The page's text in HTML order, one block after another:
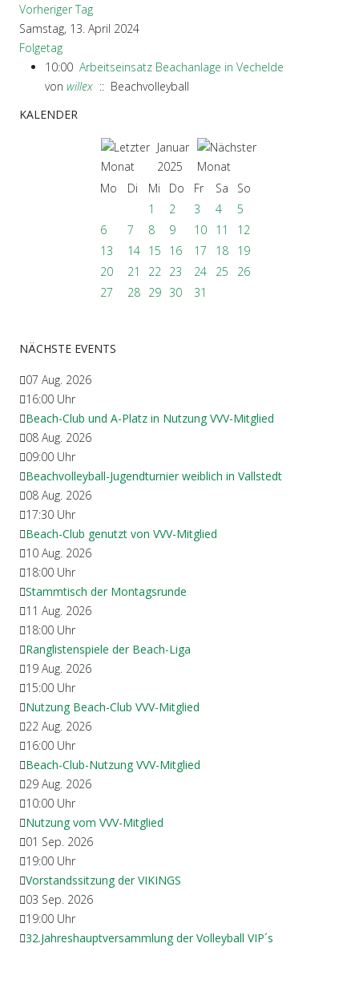
Vorheriger Tag
Samstag, 13. April 2024
Folgetag
10:00 Arbeitseinsatz Beachanlage in Vechelde
von willex :: Beachvolleyball
KALENDER
Januar
2025
Mo
Di Mi Do Fr Sa
So
1
2 3 4
5
6
7 8 9 10 11
12
13
14 15 16 17 18
19
20
21 22 23 24 25
26
27
28 29 30 31
NÄCHSTE EVENTS
07 Aug. 2026
16:00 Uhr
Beach-Club und A-Platz in Nutzung VVV-Mitglied
08 Aug. 2026
09:00 Uhr
Beachvolleyball-Jugendturnier weiblich in Vallstedt
08 Aug. 2026
17:30 Uhr
Beach-Club genutzt von VVV-Mitglied
10 Aug. 2026
18:00 Uhr
Stammtisch der Montagsrunde
11 Aug. 2026
18:00 Uhr
Ranglistenspiele der Beach-Liga
19 Aug. 2026
15:00 Uhr
Nutzung Beach-Club VVV-Mitglied
22 Aug. 2026
16:00 Uhr
Beach-Club-Nutzung VVV-Mitglied
29 Aug. 2026
10:00 Uhr
Nutzung vom VVV-Mitglied
01 Sep. 2026
19:00 Uhr
Vorstandssitzung der VIKINGS
03 Sep. 2026
19:00 Uhr
32.Jahreshauptversammlung der Volleyball VIP´s